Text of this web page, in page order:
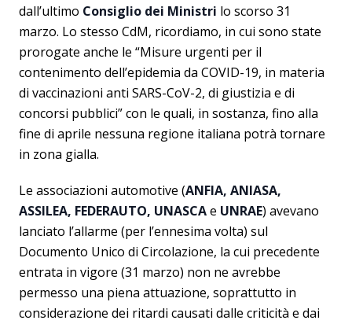
dall’ultimo Consiglio dei Ministri lo scorso 31
marzo. Lo stesso CdM, ricordiamo, in cui sono state
prorogate anche le “Misure urgenti per il
contenimento dell’epidemia da COVID-19, in materia
di vaccinazioni anti SARS-CoV-2, di giustizia e di
concorsi pubblici” con le quali, in sostanza, fino alla
fine di aprile nessuna regione italiana potrà tornare
in zona gialla.
Le associazioni automotive (ANFIA, ANIASA,
ASSILEA, FEDERAUTO, UNASCAe UNRAE) avevano
lanciato l’allarme (per l’ennesima volta) sul
Documento Unico di Circolazione, la cui precedente
entrata in vigore (31 marzo) non ne avrebbe
permesso una piena attuazione, soprattutto in
considerazione dei ritardi causati dalle criticità e dai